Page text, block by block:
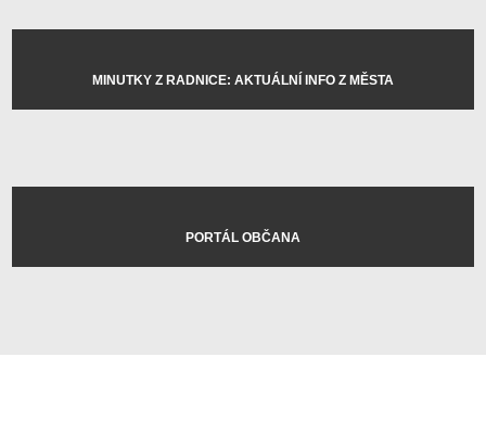
MINUTKY Z RADNICE: AKTUÁLNÍ INFO Z MĚSTA
PORTÁL OBČANA